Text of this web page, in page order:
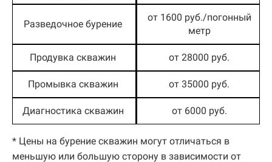
Разведочное бурение
от 1600 руб./погонный
метр
Продувка скважин от 28000 руб.
Промывка скважин от 35000 руб.
Диагностика скважин от 6000 руб.
* Цены на бурение скважин могут отличаться в
меньшую или большую сторону в зависимости от